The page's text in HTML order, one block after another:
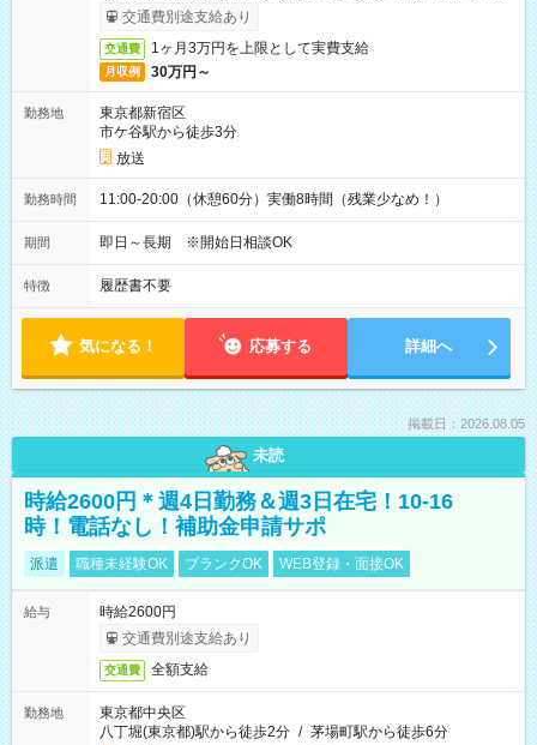
取りサービス利用可（利用条件有）
交通費別途支給あり
交通費 1ヶ月3万円を上限として実費支給
月収例 30万円～
勤務地
東京都新宿区
市ケ谷駅から徒歩3分
放送
勤務時間 11:00-20:00（休憩60分）実働8時間（残業少なめ！）
期間 即日～長期 ※開始日相談OK
特徴 履歴書不要
気になる！ 応募する 詳細へ
掲載日：2026.08.05
未読
時給2600円＊週4日勤務＆週3日在宅！10-16
時！電話なし！補助金申請サポ
派遣 職種未経験OK ブランクOK WEB登録・面接OK
給与
時給2600円
交通費別途支給あり
交通費 全額支給
勤務地
東京都中央区
八丁堀(東京都)駅から徒歩2分 / 茅場町駅から徒歩6分